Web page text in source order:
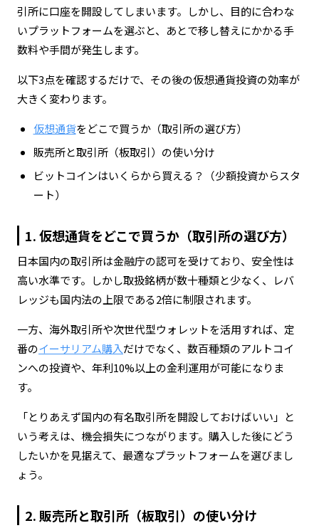
引所に口座を開設してしまいます。しかし、目的に合わな
いプラットフォームを選ぶと、あとで移し替えにかかる手
数料や手間が発生します。
以下3点を確認するだけで、その後の仮想通貨投資の効率が
大きく変わります。
仮想通貨をどこで買うか（取引所の選び方）
販売所と取引所（板取引）の使い分け
ビットコインはいくらから買える？（少額投資からスタ
ート）
1. 仮想通貨をどこで買うか（取引所の選び方）
日本国内の取引所は金融庁の認可を受けており、安全性は
高い水準です。しかし取扱銘柄が数十種類と少なく、レバ
レッジも国内法の上限である2倍に制限されます。
一方、海外取引所や次世代型ウォレットを活用すれば、定
番のイーサリアム購入だけでなく、数百種類のアルトコイ
ンへの投資や、年利10%以上の金利運用が可能になりま
す。
「とりあえず国内の有名取引所を開設しておけばいい」と
いう考えは、機会損失につながります。購入した後にどう
したいかを見据えて、最適なプラットフォームを選びまし
ょう。
2. 販売所と取引所（板取引）の使い分け